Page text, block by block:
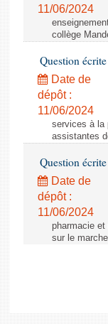
11/06/2024
collège
Question
Date de
dépôt :
11/06/2024
services à la
assistantes
Question
Date de
dépôt :
11/06/2024
pharmacie
sur le